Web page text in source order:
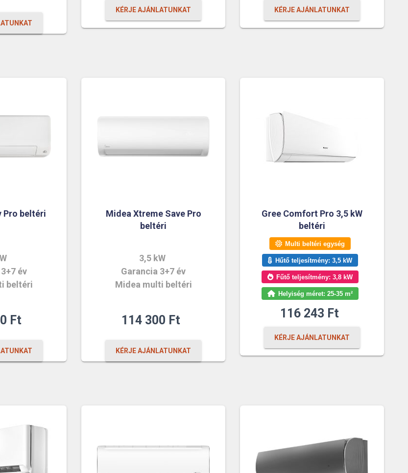
KÉRJE AJÁNLATUNKAT KÉRJE AJÁNLATUNKAT
Pro beltéri
év
beltéri
Ft
Midea Xtreme Save Pro
beltéri
3,5 kW
Garancia 3+7 év
Midea multi beltéri
114 300 Ft
KÉRJE AJÁNLATUNKAT
Gree Comfort Pro 3,5 kW
beltéri
Multi beltéri egység
Hűtő teljesítmény: 3,5 kW
Fűtő teljesítmény: 3,8 kW
Helyiség méret: 25-35 m²
116 243 Ft
KÉRJE AJÁNLATUNKAT